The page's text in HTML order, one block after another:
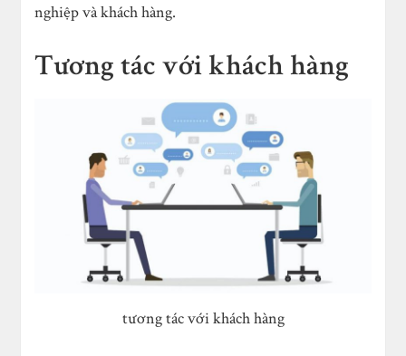
nghiệp và khách hàng.
Tương tác với khách hàng
tương tác với khách hàng